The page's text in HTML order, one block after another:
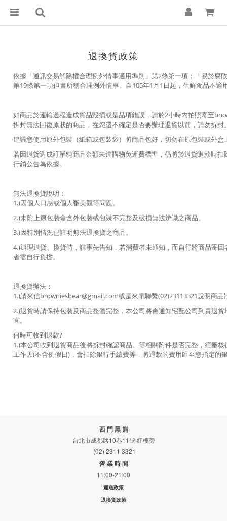
退換貨政策
依據「通訊交易解除權合理例外情事適用準則」第2條第一項：「易於
第19條第一項但書所稱合理例外情事。自105年1月1日起，生鮮食品不
如商品於運輸過程造成貨品毀損或是品項錯誤，請於2小時內拍照寄至
拆封無法回復原狀的商品，在您還不確定是否要辦理退貨以前，請勿拆封
建議您使用原外包裝（紙箱或包裝袋）將商品包好，切勿在原包裝或外
若因退貨造成訂單純商品金額未達購物免運費標準，仍將於退貨退款時
行銷公告為依據。
無法退換貨說明：
1.)因個人口感或個人審美觀等問題。
2.)未附上原包裝盒含外包裝或包裝不完整及破損無法辨識之商品。
3.)因特別情況已註明無法退換貨之商品。
4.)辦理退貨、換貨時，請事先告知，若消費者未通知，而自行將商品寄
者需自行負擔。
退換貨辦法：
1.)請來信browniesbear@gmail.com或是來電聯繫(02)23113321說明商
2.)退貨時請保持包裝及商品整體完整，本公司將會通知宅配公司到貴退
宜。
何時可收到退款?
1.)本公司收到退貨商品後將拆封確認商品、等相關附件是否完整，經審
工作天(不含例假日)，會扣除銀行手續費等，將退款的費用匯至您指定的
西 門 黑 熊
台北市成都路10巷11號 紅樓旁
(02) 2311 3321
營 業 時 間
11:00-21:00
運送政策
退換貨政策